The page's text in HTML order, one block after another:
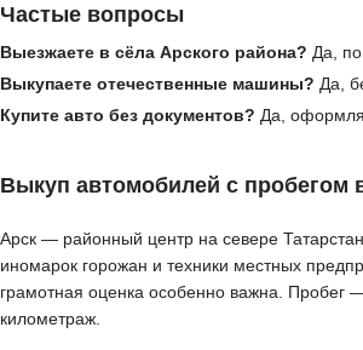
Частые вопросы
Выезжаете в сёла Арского района? Да,
Выкупаете отечественные машины? Да,
Купите авто без документов? Да,
Выкуп автомобилей с пробегом
Арск — районный центр на севере
иномарок горожан и техники местных
грамотная оценка особенно важна. Пробег
километраж.